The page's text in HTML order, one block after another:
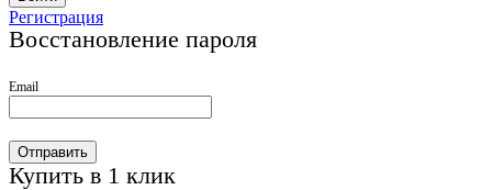
Регистрация
Восстановление пароля
Email
Отправить
Купить в 1 клик